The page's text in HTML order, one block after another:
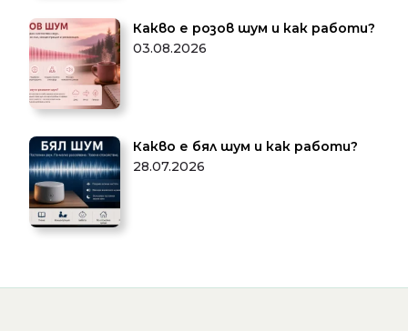
Какво е розов шум и как работи?
03.08.2026
Какво е бял шум и как работи?
28.07.2026